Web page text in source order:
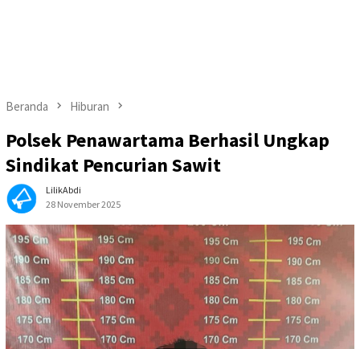
Beranda Hiburan
Polsek Penawartama Berhasil Ungkap
Sindikat Pencurian Sawit
LilikAbdi
28 November 2025